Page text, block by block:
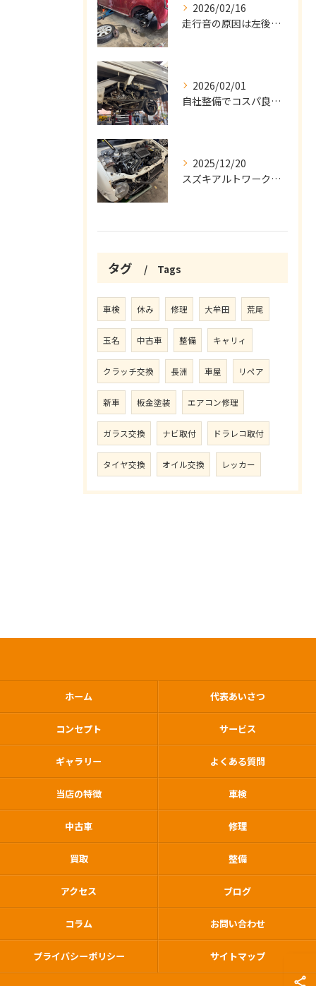
2026/02/16
走行音の原因は左後ベアリング修理
2026/02/01
自社整備でコスパ良好な中古車車検
2025/12/20
スズキアルトワークスの車検と整備
タグ Tags
車検 休み 修理 大牟田 荒尾
玉名 中古車 整備 キャリィ
クラッチ交換 長洲 車屋 リペア
新車 板金塗装 エアコン修理
ガラス交換 ナビ取付 ドラレコ取付
タイヤ交換 オイル交換 レッカー
ホーム 代表あいさつ
コンセプト サービス
ギャラリー よくある質問
当店の特徴 車検
中古車 修理
買取 整備
アクセス ブログ
コラム お問い合わせ
プライバシーポリシー サイトマップ